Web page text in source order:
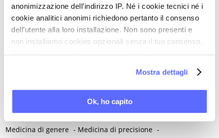
anonimizzazione dell’indirizzo IP. Né i cookie tecnici né i
cookie analitici anonimi richiedono pertanto il consenso
dell’utente alla loro installazione. Non sono presenti e
non installiamo cookies opzionali senza il tuo consenso.
Mostra dettagli
Ok, ho capito
Magnesio -Mal di schiena -Malattia infiammatoria cronica
Malattia infiammatoria pelvica -Malattia reumatica -
Malattie allergiche - Malattie autoimmuni -
Malattie infiammatorie intestinali
Malattie reumatiche -
Malattie sessualmente trasmesse -Malnutrizione -
Manovra di Kristeller -
Mastalgia ciclica -Mastectomia -Mastociti -
Medicina di genere - Medicina di precisione -